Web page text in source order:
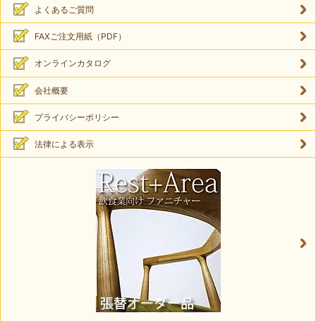
よくあるご質問
FAXご注文用紙（PDF）
オンラインカタログ
会社概要
プライバシーポリシー
法律による表示